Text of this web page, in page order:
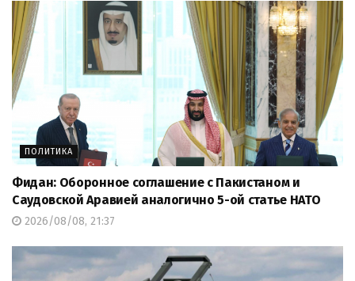
ПОЛИТИКА
Фидан: Оборонное соглашение с Пакистаном и
Саудовской Аравией аналогично 5-ой статье НАТО
2026/08/08, 21:37